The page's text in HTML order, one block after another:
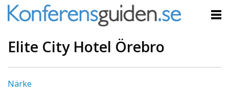
Elite City Hotel Örebro
Närke